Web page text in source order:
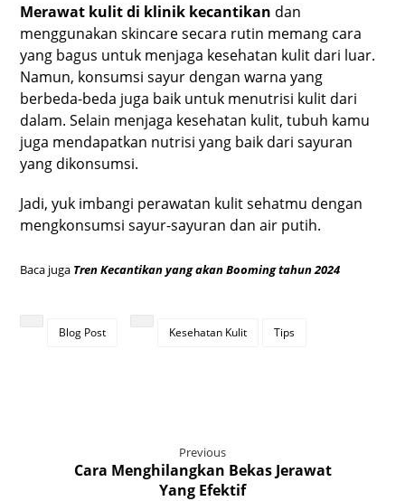
Merawat kulit di klinik kecantikan dan
menggunakan skincare secara rutin memang cara
yang bagus untuk menjaga kesehatan kulit dari luar.
Namun, konsumsi sayur dengan warna yang
berbeda-beda juga baik untuk menutrisi kulit dari
dalam. Selain menjaga kesehatan kulit, tubuh kamu
juga mendapatkan nutrisi yang baik dari sayuran
yang dikonsumsi.
Jadi, yuk imbangi perawatan kulit sehatmu dengan
mengkonsumsi sayur-sayuran dan air putih.
Baca juga Tren Kecantikan yang akan Booming tahun 2024
Blog Post Kesehatan Kulit Tips
Previous
Cara Menghilangkan Bekas Jerawat
Yang Efektif